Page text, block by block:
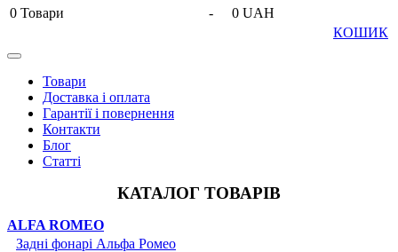
0 Товари -
0 UAH
КОШИК
Товари
Доставка і оплата
Гарантії і повернення
Контакти
Блог
Статті
КАТАЛОГ ТОВАРІВ
ALFA ROMEO
Задні фонарі Альфа Ромео